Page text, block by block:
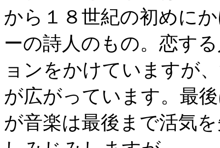
から１８世紀の初めに
ーの詩人のもの。恋す
ョンをかけていますが
が広がっています。最
が音楽は最後まで活気